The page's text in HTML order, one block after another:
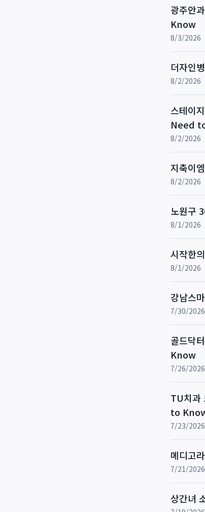
광주안
Know
8/3/2026
더자인
8/2/2026
스테이
Need
8/2/2026
지축이
8/2/2026
노원구
8/1/2026
시작한
8/1/2026
강남스
7/30/2026
골드닥
Know
7/26/2026
TU치과
to
7/23/2026
메디고
7/21/2026
상간녀